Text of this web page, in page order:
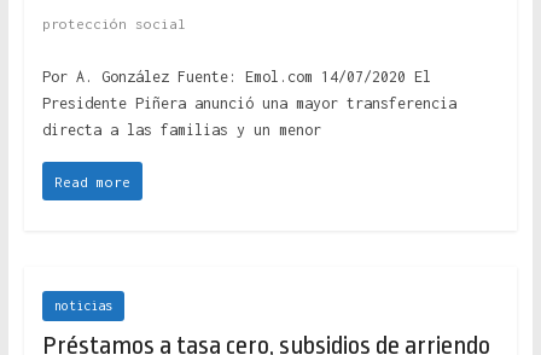
protección social
Por A. González Fuente: Emol.com 14/07/2020 El
Presidente Piñera anunció una mayor transferencia
directa a las familias y un menor
Read more
noticias
Préstamos a tasa cero, subsidios de arriendo